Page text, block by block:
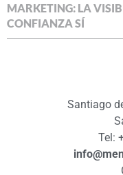
MARKETING: LA
CONFIANZA SÍ
Santiago
Tel: